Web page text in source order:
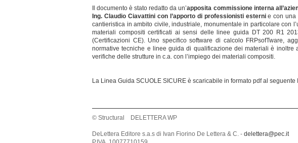
Il documento è stato redatto da un’apposita commissione interna
Ing. Claudio Ciavattini con l’apporto di professionisti esternie con una
cantieristica in ambito civile, industriale, monumentale in particolare con
materiali compositi certificati ai sensi delle linee guida DT 200 R1
(Certificazioni CE). Uno specifico software di calcolo FRPsofTware,
normative tecniche e linee guida di qualificazione dei materiali è inoltre
verifiche delle strutture in c.a. con l’impiego dei materiali compositi.
La Linea Guida SCUOLE SICURE è scaricabile in formato pdf al seguente
© Structural DELETTERA WP
DeLettera Editore s.a.s di Ivan Fiorino De Lettera & C. - delettera@pec.it